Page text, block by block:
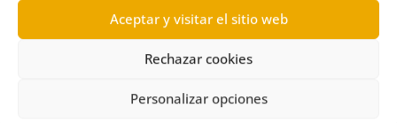
Aceptar y visitar el sitio web
Rechazar cookies
Personalizar opciones